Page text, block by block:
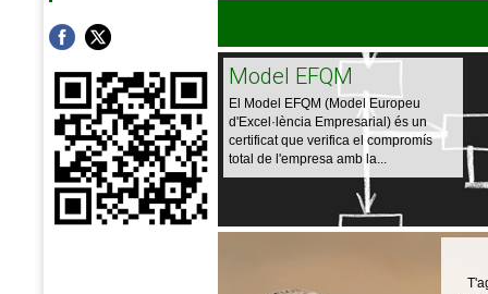
Model EFQM
El Model EFQM (Model Europeu
d'Excel·lència Empresarial) és un
certificat que verifica el compromís
total de l'empresa amb la...